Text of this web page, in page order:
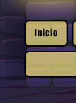
Inicio